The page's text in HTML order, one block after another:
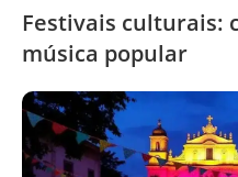
Festivais culturais:
música popular